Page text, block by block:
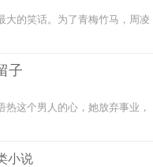
大的笑话。为了青梅竹马，周凌
子
这个男人的心，她放弃事业，
小说